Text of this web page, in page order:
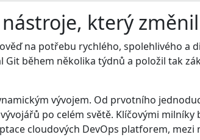
který
na potřebu rychlého, spolehlivého
Git během několika týdnů a položil tak
vývojem. Od prvotního
po celém světě. Klíčovými
cloudových DevOps platforem, mezi